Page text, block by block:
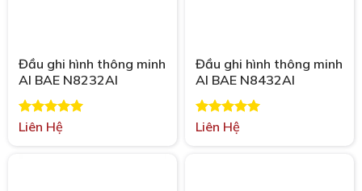
Đầu ghi hình thông minh
AI BAE N8232AI
Được xếp
5.00
Liên Hệ
Đầu ghi hình thông minh
AI BAE N8432AI
Được xếp
5.00
Liên Hệ